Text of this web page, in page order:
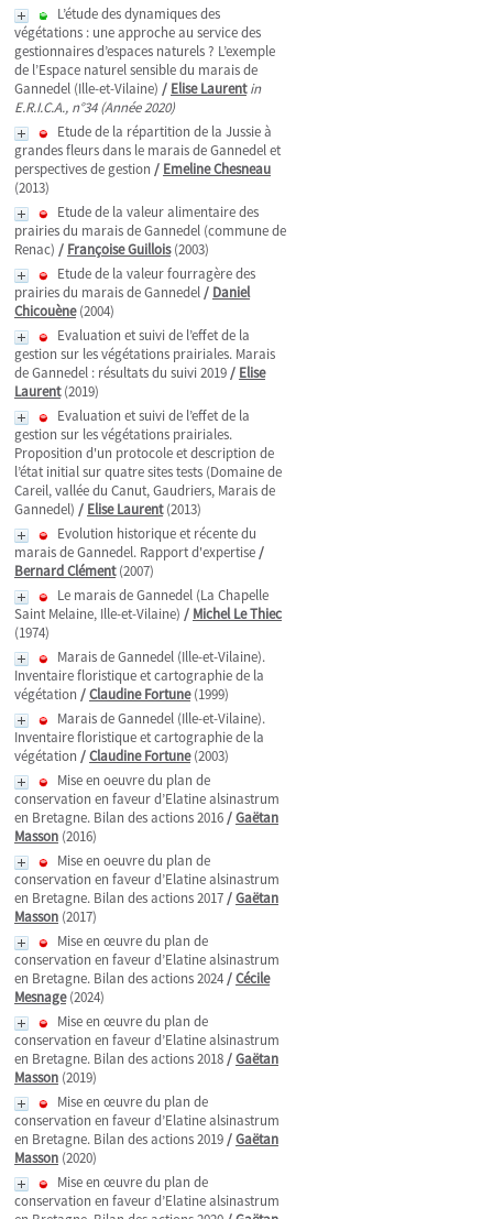
L’étude des dynamiques des
végétations : une approche au service des
gestionnaires d’espaces naturels ? L’exemple
de l’Espace naturel sensible du marais de
Gannedel (Ille-et-Vilaine) / Elise Laurent in
E.R.I.C.A., n°34 (Année 2020)
Etude de la répartition de la Jussie à
grandes fleurs dans le marais de Gannedel et
perspectives de gestion / Emeline Chesneau
(2013)
Etude de la valeur alimentaire des
prairies du marais de Gannedel (commune de
Renac) / Françoise Guillois(2003)
Etude de la valeur fourragère des
prairies du marais de Gannedel/ Daniel
Chicouène(2004)
Evaluation et suivi de l’effet de la
gestion sur les végétations prairiales. Marais
de Gannedel : résultats du suivi 2019/ Elise
Laurent(2019)
Evaluation et suivi de l’effet de la
gestion sur les végétations prairiales.
Proposition d'un protocole et description de
l’état initial sur quatre sites tests (Domaine de
Careil, vallée du Canut, Gaudriers, Marais de
Gannedel) / Elise Laurent(2013)
Evolution historique et récente du
marais de Gannedel. Rapport d'expertise/
Bernard Clément(2007)
Le marais de Gannedel (La Chapelle
Saint Melaine, Ille-et-Vilaine) / Michel Le Thiec
(1974)
Marais de Gannedel (Ille-et-Vilaine).
Inventaire floristique et cartographie de la
végétation /Claudine Fortune(1999)
Marais de Gannedel (Ille-et-Vilaine).
Inventaire floristique et cartographie de la
végétation /Claudine Fortune(2003)
Mise en oeuvre du plan de
conservation en faveur d’Elatine alsinastrum
en Bretagne. Bilan des actions 2016/Gaëtan
Masson (2016)
Mise en oeuvre du plan de
conservation en faveur d’Elatine alsinastrum
en Bretagne. Bilan des actions 2017/Gaëtan
Masson (2017)
Mise en œuvre du plan de
conservation en faveur d’Elatine alsinastrum
en Bretagne. Bilan des actions 2024/Cécile
Mesnage(2024)
Mise en œuvre du plan de
conservation en faveur d’Elatine alsinastrum
en Bretagne. Bilan des actions 2018/Gaëtan
Masson (2019)
Mise en œuvre du plan de
conservation en faveur d’Elatine alsinastrum
en Bretagne. Bilan des actions 2019/Gaëtan
Masson (2020)
Mise en œuvre du plan de
conservation en faveur d’Elatine alsinastrum